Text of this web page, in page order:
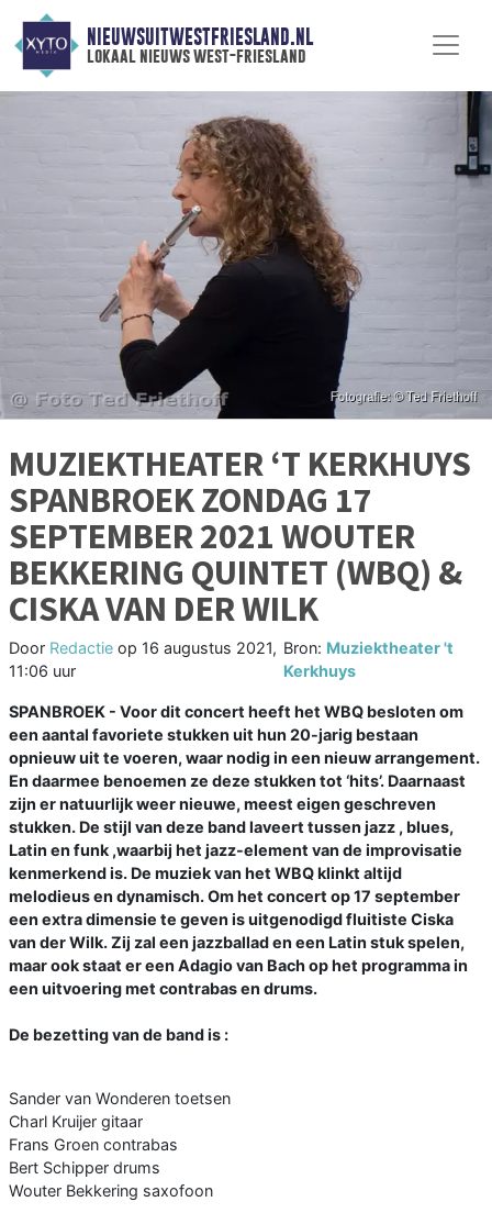
NIEUWSUITWESTFRIESLAND.NL
lokaal nieuws west-friesland
MUZIEKTHEATER ‘T KERKHUYS
SPANBROEK ZONDAG 17
SEPTEMBER 2021 WOUTER
BEKKERING QUINTET (WBQ) &
CISKA VAN DER WILK
Door Redactie op 16 augustus 2021,
11:06 uur
Bron: Muziektheater 't
Kerkhuys
SPANBROEK - Voor dit concert heeft het WBQ besloten om
een aantal favoriete stukken uit hun 20-jarig bestaan
opnieuw uit te voeren, waar nodig in een nieuw arrangement.
En daarmee benoemen ze deze stukken tot ‘hits’. Daarnaast
zijn er natuurlijk weer nieuwe, meest eigen geschreven
stukken. De stijl van deze band laveert tussen jazz , blues,
Latin en funk ,waarbij het jazz-element van de improvisatie
kenmerkend is. De muziek van het WBQ klinkt altijd
melodieus en dynamisch. Om het concert op 17 september
een extra dimensie te geven is uitgenodigd fluitiste Ciska
van der Wilk. Zij zal een jazzballad en een Latin stuk spelen,
maar ook staat er een Adagio van Bach op het programma in
een uitvoering met contrabas en drums.
De bezetting van de band is :
Sander van Wonderen toetsen
Charl Kruijer gitaar
Frans Groen contrabas
Bert Schipper drums
Wouter Bekkering saxofoon